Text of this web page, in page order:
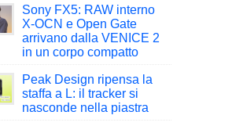
Sony FX5: RAW interno
X-OCN e Open Gate
arrivano dalla VENICE 2
in un corpo compatto
Peak Design ripensa la
staffa a L: il tracker si
nasconde nella piastra